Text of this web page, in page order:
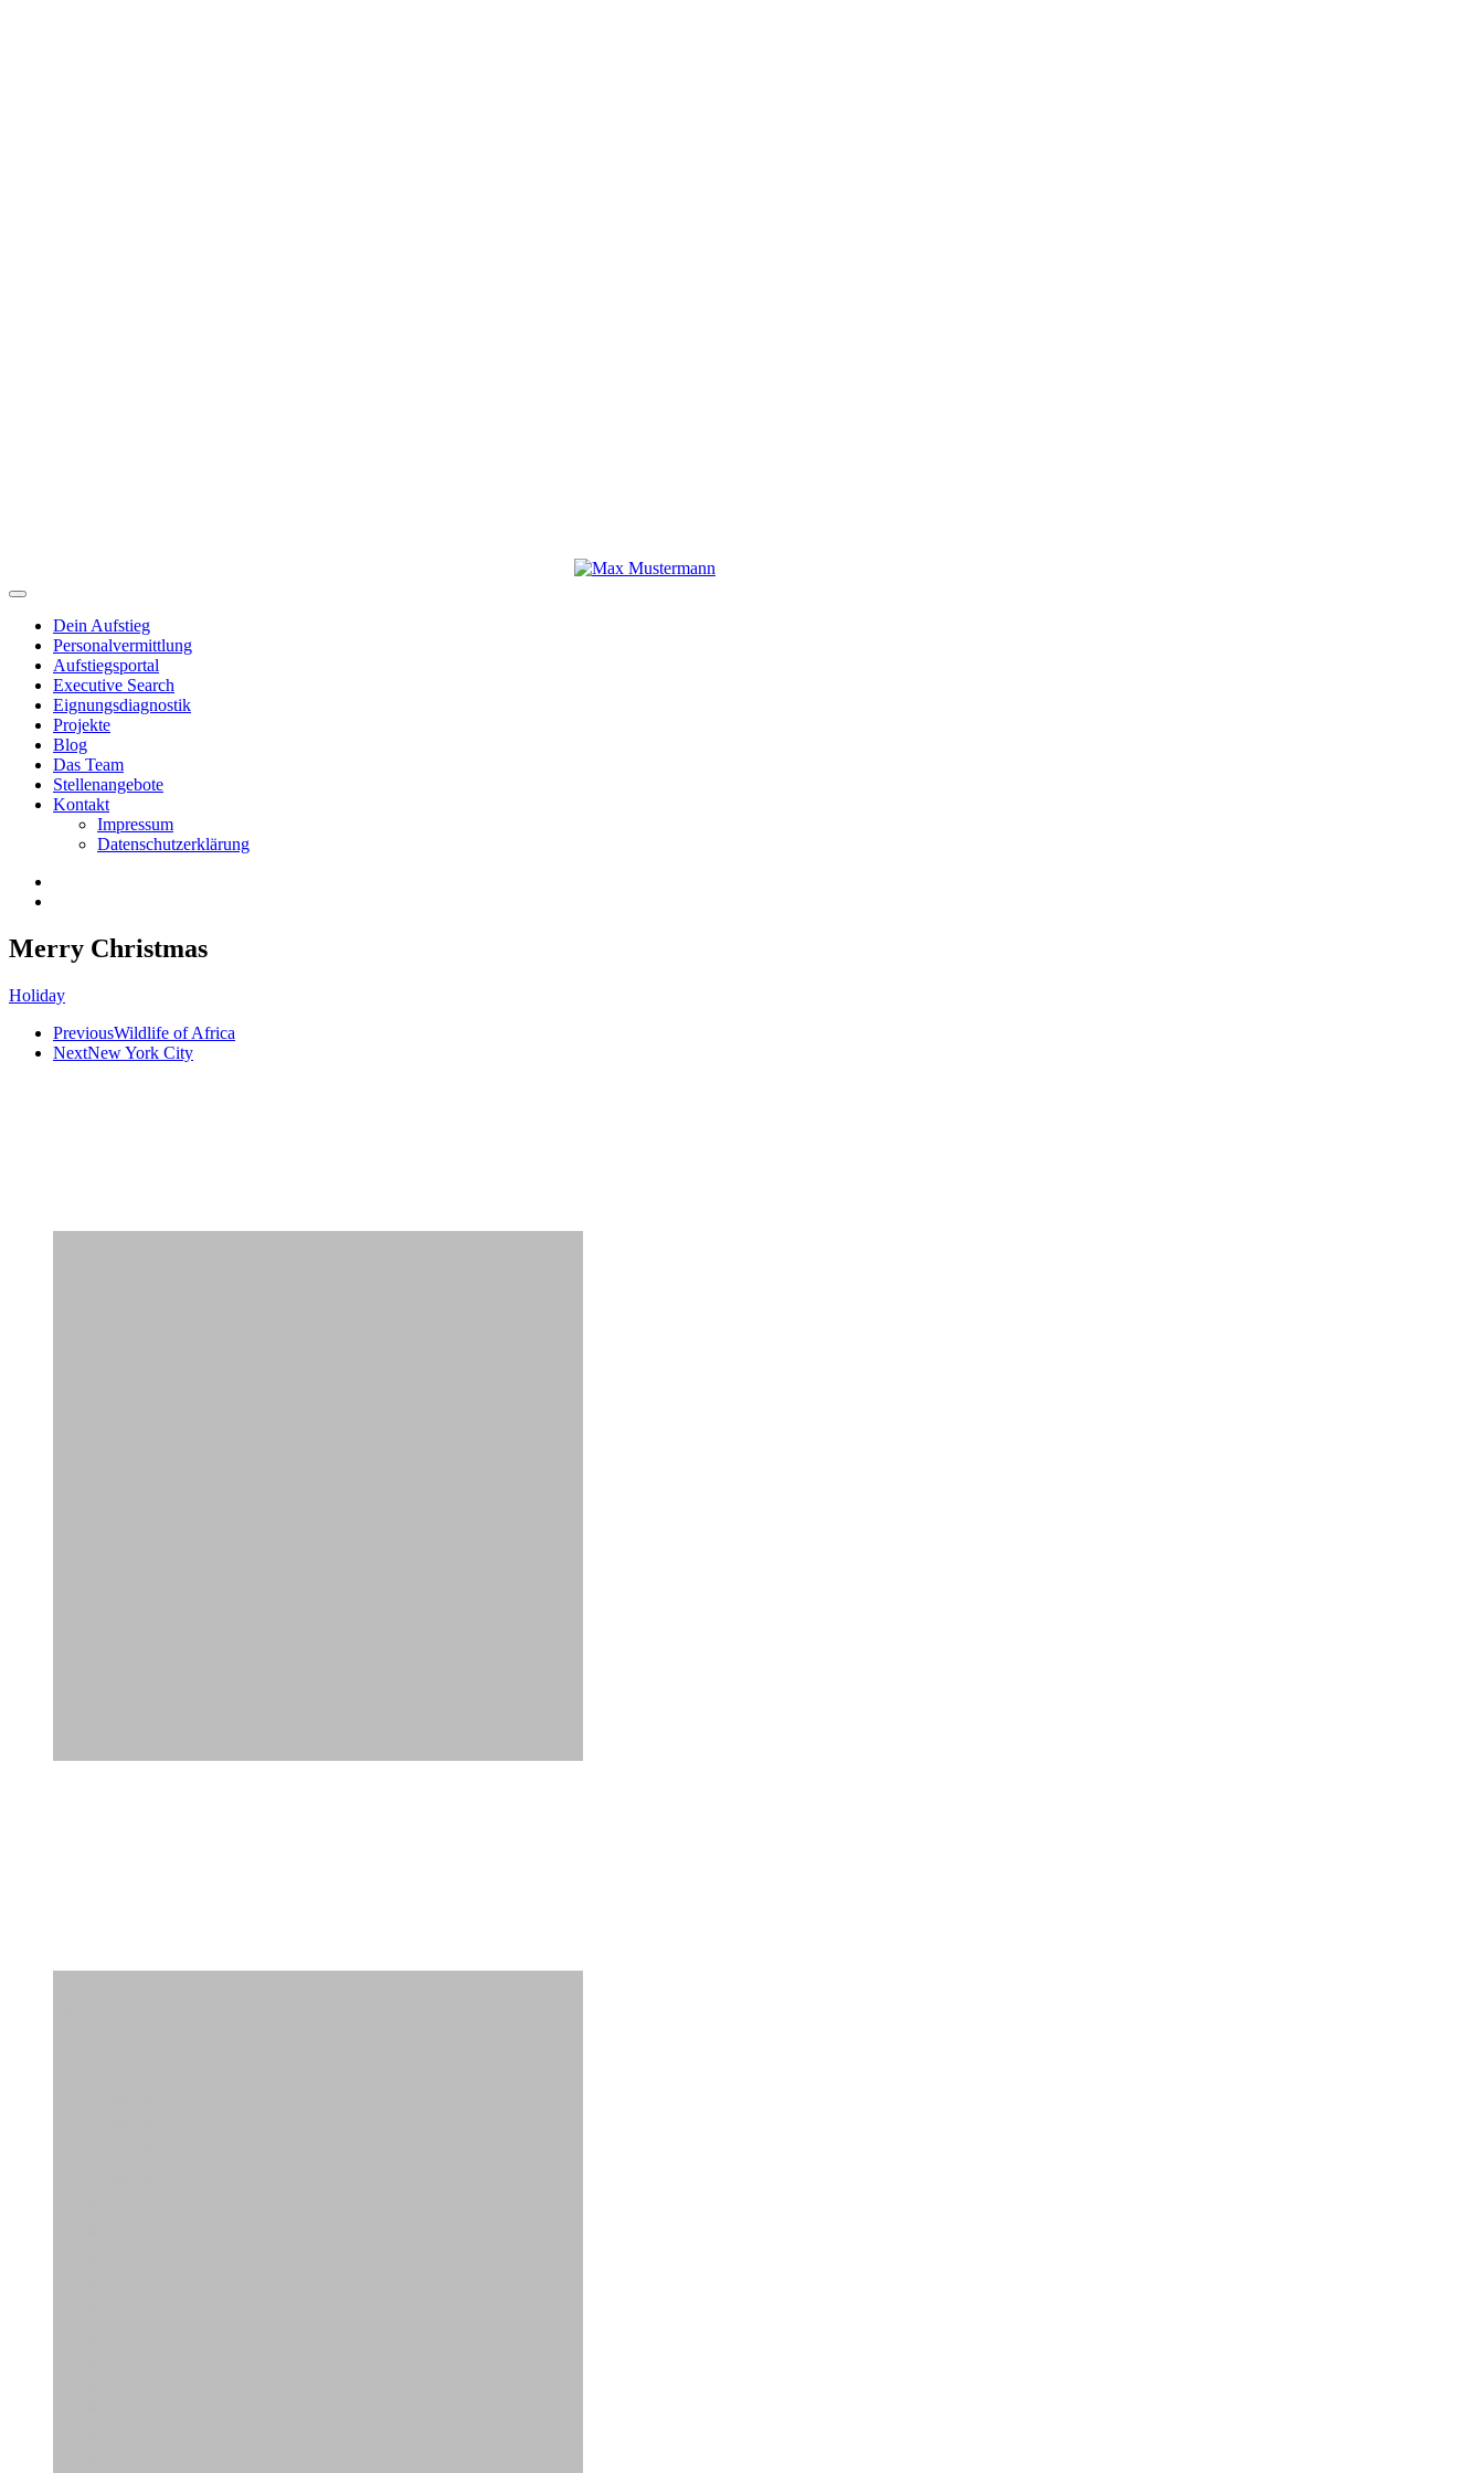
Dein Aufstieg
Personal­vermittlung
Aufstiegsportal
Executive Search
Eignungs­diagnostik
Projekte
Blog
Das Team
Stellenangebote
Kontakt
Impressum
Datenschutzerklärung
Merry Christmas
Holiday
PreviousWildlife of Africa
NextNew York City